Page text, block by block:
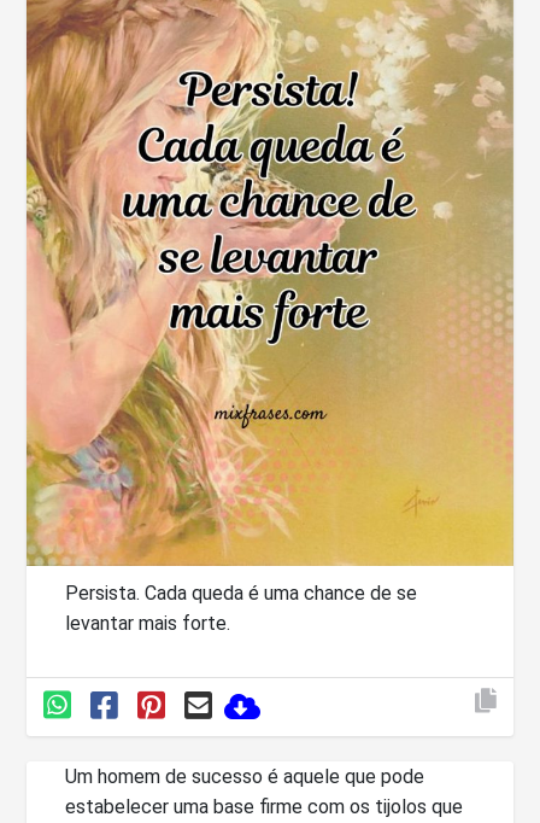
Persista. Cada queda é uma chance de se
levantar mais forte.
Um homem de sucesso é aquele que pode
estabelecer uma base firme com os tijolos que